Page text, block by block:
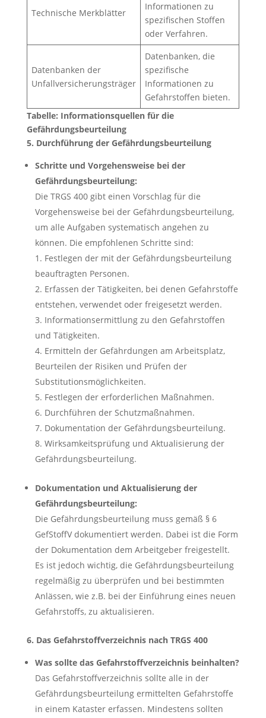
Technische Merkblätter
Informationen zu
spezifischen Stoffen
oder Verfahren.
Datenbanken der
Unfallversicherungsträger
Datenbanken, die
spezifische
Informationen zu
Gefahrstoffen bieten.
Tabelle: Informationsquellen für die
Gefährdungsbeurteilung
5. Durchführung der Gefährdungsbeurteilung
Schritte und Vorgehensweise bei der
Gefährdungsbeurteilung:
Die TRGS 400 gibt einen Vorschlag für die
Vorgehensweise bei der Gefährdungsbeurteilung,
um alle Aufgaben systematisch angehen zu
können. Die empfohlenen Schritte sind:
Festlegen der mit der Gefährdungsbeurteilung
beauftragten Personen.
Erfassen der Tätigkeiten, bei denen Gefahrstoffe
entstehen, verwendet oder freigesetzt werden.
Informationsermittlung zu den Gefahrstoffen
und Tätigkeiten.
Ermitteln der Gefährdungen am Arbeitsplatz,
Beurteilen der Risiken und Prüfen der
Substitutionsmöglichkeiten.
Festlegen der erforderlichen Maßnahmen.
Durchführen der Schutzmaßnahmen.
Dokumentation der Gefährdungsbeurteilung.
Wirksamkeitsprüfung und Aktualisierung der
Gefährdungsbeurteilung.
Dokumentation und Aktualisierung der
Gefährdungsbeurteilung:
Die Gefährdungsbeurteilung muss gemäß § 6
GefStoffV dokumentiert werden. Dabei ist die Form
der Dokumentation dem Arbeitgeber freigestellt.
Es ist jedoch wichtig, die Gefährdungsbeurteilung
regelmäßig zu überprüfen und bei bestimmten
Anlässen, wie z.B. bei der Einführung eines neuen
Gefahrstoffs, zu aktualisieren.
6. Das Gefahrstoffverzeichnis nach TRGS 400
Was sollte das Gefahrstoffverzeichnis beinhalten?
Das Gefahrstoffverzeichnis sollte alle in der
Gefährdungsbeurteilung ermittelten Gefahrstoffe
in einem Kataster erfassen. Mindestens sollten